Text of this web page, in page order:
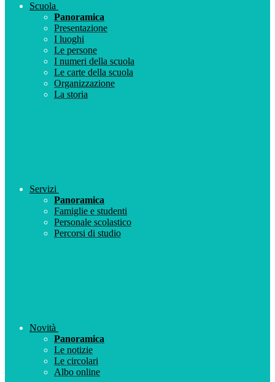
Scuola
Panoramica
Presentazione
I luoghi
Le persone
I numeri della scuola
Le carte della scuola
Organizzazione
La storia
Servizi
Panoramica
Famiglie e studenti
Personale scolastico
Percorsi di studio
Novità
Panoramica
Le notizie
Le circolari
Albo online